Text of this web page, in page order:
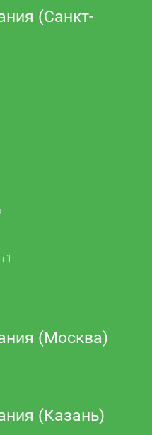
(Санкт-
1
(Москва)
(Казань)